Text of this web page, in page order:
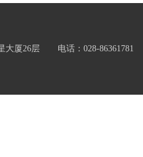
大厦26层 电话：028-86361781